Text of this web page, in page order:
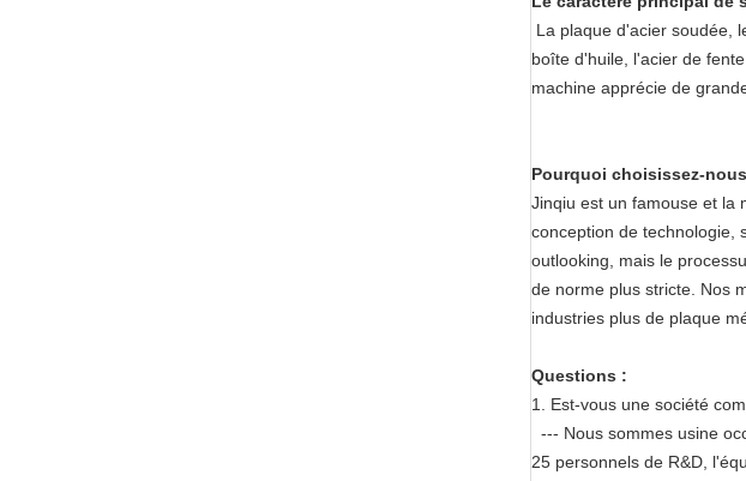
La plaque d'acier soudée,
boîte d'huile, l'acier de
machine apprécie de
Pourquoi choisissez-
Jinqiu est un famouse et la
conception de technologie,
outlooking, mais le
de norme plus stricte. Nos
industries plus de plaque
Questions :
1. Est-vous une société
--- Nous sommes usine
25 personnels de R&D,